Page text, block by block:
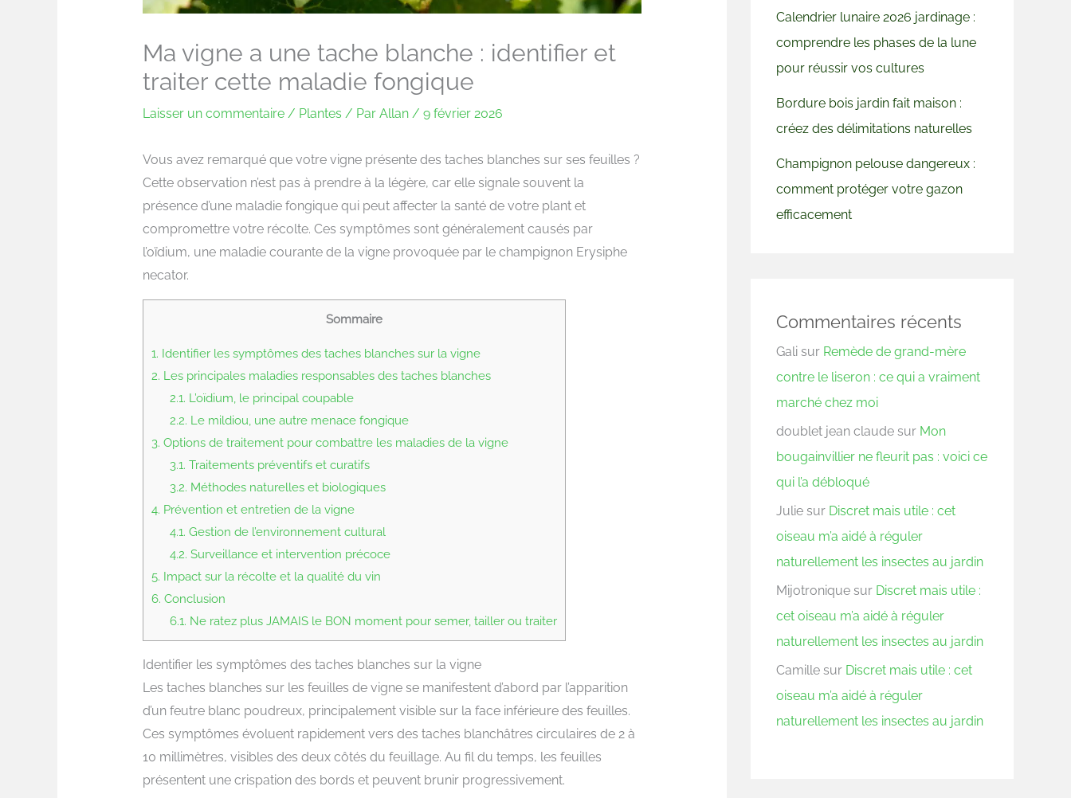
Ma vigne a une tache blanche : identifier et
traiter cette maladie fongique
Laisser un commentaire / Plantes / Par Allan / 9 février 2026
Vous avez remarqué que votre vigne présente des taches blanches sur ses feuilles ?
Cette observation n’est pas à prendre à la légère, car elle signale souvent la
présence d’une maladie fongique qui peut affecter la santé de votre plant et
compromettre votre récolte. Ces symptômes sont généralement causés par
l’oïdium, une maladie courante de la vigne provoquée par le champignon Erysiphe
necator.
Sommaire
1. Identifier les symptômes des taches blanches sur la vigne
2. Les principales maladies responsables des taches blanches
2.1. L’oïdium, le principal coupable
2.2. Le mildiou, une autre menace fongique
3. Options de traitement pour combattre les maladies de la vigne
3.1. Traitements préventifs et curatifs
3.2. Méthodes naturelles et biologiques
4. Prévention et entretien de la vigne
4.1. Gestion de l’environnement cultural
4.2. Surveillance et intervention précoce
5. Impact sur la récolte et la qualité du vin
6. Conclusion
6.1. Ne ratez plus JAMAIS le BON moment pour semer, tailler ou traiter
Identifier les symptômes des taches blanches sur la vigne
Les taches blanches sur les feuilles de vigne se manifestent d’abord par l’apparition
d’un feutre blanc poudreux, principalement visible sur la face inférieure des feuilles.
Ces symptômes évoluent rapidement vers des taches blanchâtres circulaires de 2 à
10 millimètres, visibles des deux côtés du feuillage. Au fil du temps, les feuilles
présentent une crispation des bords et peuvent brunir progressivement.
Calendrier lunaire 2026 jardinage :
comprendre les phases de la lune
pour réussir vos cultures
Bordure bois jardin fait maison :
créez des délimitations naturelles
Champignon pelouse dangereux :
comment protéger votre gazon
efficacement
Commentaires récents
Gali sur Remède de grand-mère
contre le liseron : ce qui a vraiment
marché chez moi
doublet jean claude sur Mon
bougainvillier ne fleurit pas : voici ce
qui l’a débloqué
Julie sur Discret mais utile : cet
oiseau m’a aidé à réguler
naturellement les insectes au jardin
Mijotronique sur Discret mais utile :
cet oiseau m’a aidé à réguler
naturellement les insectes au jardin
Camille sur Discret mais utile : cet
oiseau m’a aidé à réguler
naturellement les insectes au jardin